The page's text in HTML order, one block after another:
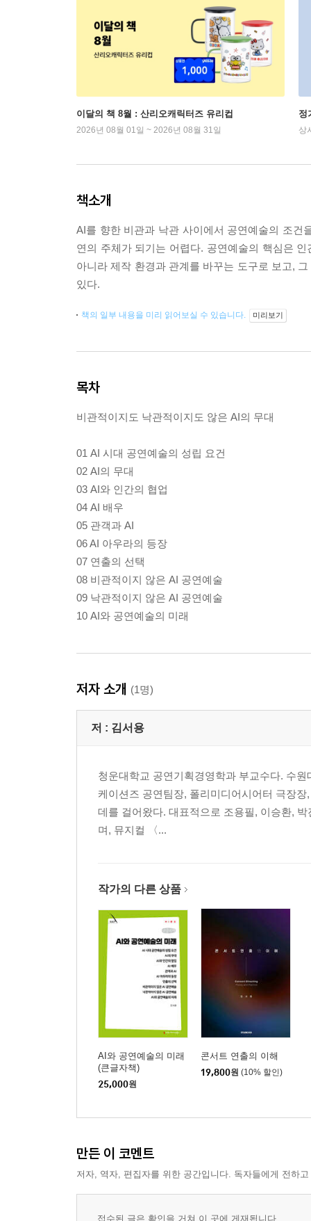
이달의 책 8월 : 산리오캐릭터즈 유리컵
2026년 08월 01일 ~ 2026년 08월 31일
정
상
책소개
AI를 향한 비관과 낙관 사이에서 공연예술의 조건
연의 주체가 되기는 어렵다. 공연예술의 핵심은
아니라 제작 환경과 관계를 바꾸는 도구로 보고,
있다.
책의 일부 내용을 미리 읽어보실 수 있습니다. 미리보기
목차
비관적이지도 낙관적이지도 않은 AI의 무대
01 AI 시대 공연예술의 성립 요건
02 AI의 무대
03 AI와 인간의 협업
04 AI 배우
05 관객과 AI
06 AI 아우라의 등장
07 연출의 선택
08 비관적이지 않은 AI 공연예술
09 낙관적이지 않은 AI 공연예술
10 AI와 공연예술의 미래
저자 소개 (1명)
저 : 김서용
청운대학교 공연기획경영학과 부교수다. 수
케이션즈 공연팀장, 폴리미디어시어터 극장
데를 걸어왔다. 대표적으로 조용필, 이승환,
며, 뮤지컬 〈...
작가의 다른 상품
AI와 공연예술의 미래
(큰글자책)
25,000원
콘서트 연출의 이해
19,800원 (10% 할인)
만든 이 코멘트
저자, 역자, 편집자를 위한 공간입니다. 독자들에게 전하
접수된 글은 확인을 거쳐 이 곳에 게재됩니다.